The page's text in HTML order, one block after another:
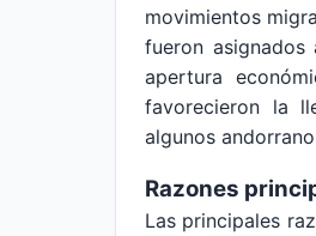
movimientos
fueron asignados
apertura
favorecieron la
algunos
Razones
Las principales